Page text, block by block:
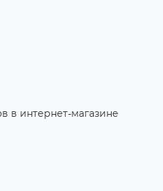
в интернет-магазине